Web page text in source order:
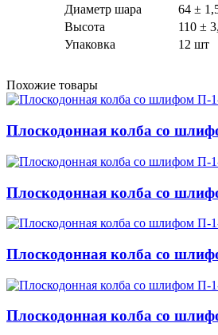
Диаметр шара
64 ±
Высота
110 ±
Упаковка
12 шт
Похожие товары
Плоскодонная колба со
Плоскодонная колба со
Плоскодонная колба со
Плоскодонная колба со